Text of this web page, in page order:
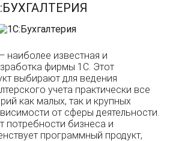
наиболее известная и
фирмы 1С. Этот
выбирают для ведения
учета практически все
как малых, так и крупных
от сферы деятельности.
потребности бизнеса и
программный продукт,